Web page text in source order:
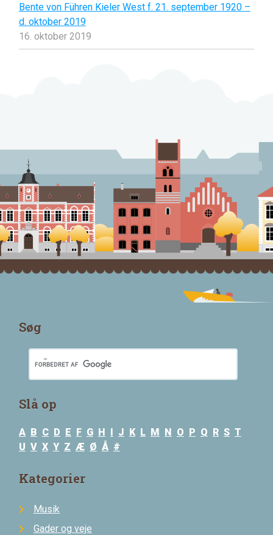
Bente von Führen Kieler West f. 21. september 1920 –
d. oktober 2019
16. oktober 2019
Søg
Slå op
A B C D E F G H I J K L M N O P Q R S T
U V X Y Z Æ Ø Å #
Kategorier
Musik
Gader og veje